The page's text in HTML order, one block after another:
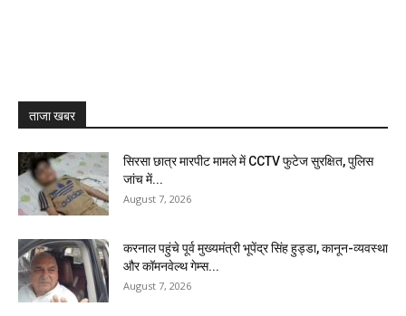
ताजा खबर
सिरसा छात्र मारपीट मामले में CCTV फुटेज सुरक्षित, पुलिस
जांच में...
August 7, 2026
करनाल पहुंचे पूर्व मुख्यमंत्री भूपेंद्र सिंह हुड्डा, कानून-व्यवस्था
और कॉमनवेल्थ गेम्स...
August 7, 2026